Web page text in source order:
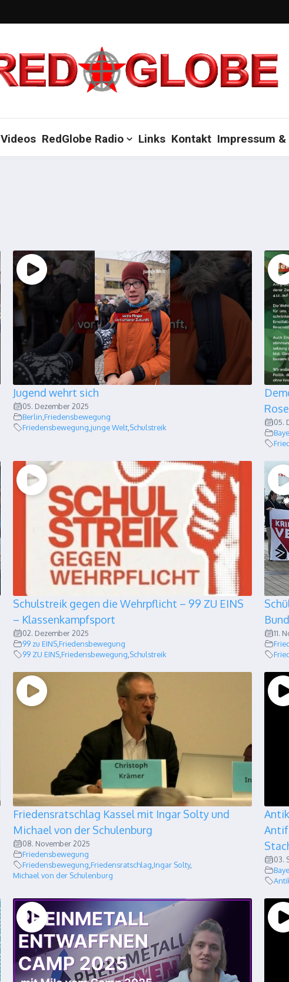
Videos RedGlobe Radio Links Kontakt Impressum
Jugend wehrt sich
05. Dezember 2025
Berlin,Friedensbewegung
Friedensbewegung,junge Welt,Schulstreik
05.
Schulstreik gegen die Wehrpflicht – 99 ZU EINS
– Klassenkampfsport
02. Dezember 2025
99 zu EINS,Friedensbewegung
99 ZU EINS,Friedensbewegung Schulstreik
11.
Friedensratschlag Kassel mit Ingar Solty und
Michael von der Schulenburg
08. November 2025
Friedensbewegung
Friedensbewegung Friedensratschlag Ingar Solty,
Michael von der Schulenburg
03.